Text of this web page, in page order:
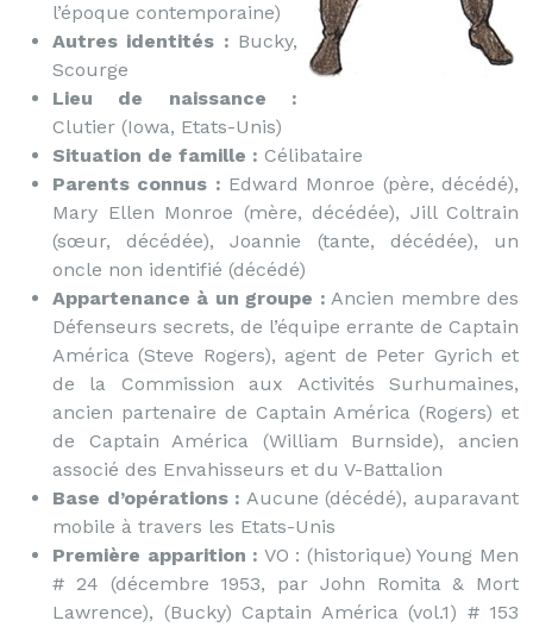
l’époque contemporaine)
Autres identités : Bucky,
Scourge
Lieu de naissance :
Clutier (Iowa, Etats-Unis)
Situation de famille : Célibataire
Parents connus : Edward Monroe (père, décédé),
Mary Ellen Monroe (mère, décédée), Jill Coltrain
(sœur, décédée), Joannie (tante, décédée), un
oncle non identifié (décédé)
Appartenance à un groupe : Ancien membre des
Défenseurs secrets, de l’équipe errante de Captain
América (Steve Rogers), agent de Peter Gyrich et
de la Commission aux Activités Surhumaines,
ancien partenaire de Captain América (Rogers) et
de Captain América (William Burnside), ancien
associé des Envahisseurs et du V-Battalion
Base d’opérations : Aucune (décédé), auparavant
mobile à travers les Etats-Unis
Première apparition : VO : (historique) Young Men
# 24 (décembre 1953, par John Romita & Mort
Lawrence), (Bucky) Captain América (vol.1) # 153